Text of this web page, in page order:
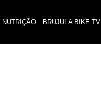
BRUJULA BIKE TV